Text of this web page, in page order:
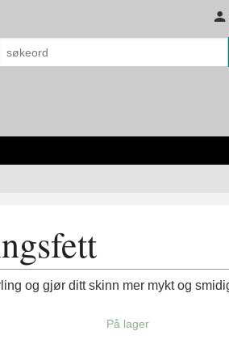
og gjør ditt skinn mer mykt og
På lager